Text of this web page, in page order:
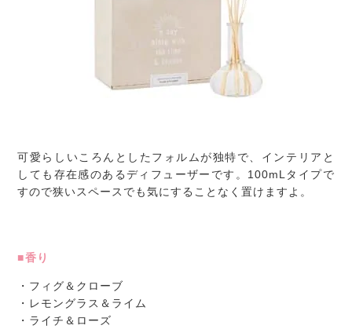
可愛らしいころんとしたフォルムが独特で、インテリアと
しても存在感のあるディフューザーです。100mLタイプで
すので狭いスペースでも気にすることなく置けますよ。
■香り
・フィグ＆クローブ
・レモングラス＆ライム
・ライチ＆ローズ